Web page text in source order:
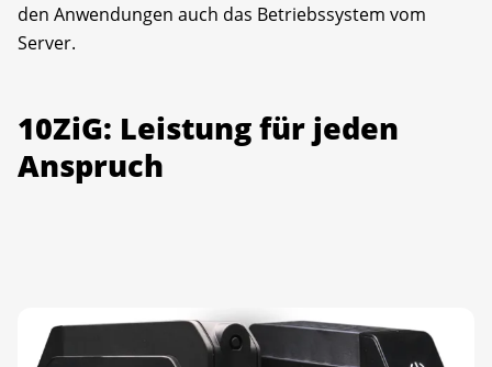
den Anwendungen auch das Betriebssystem vom
Server.
10ZiG: Leistung für jeden
Anspruch